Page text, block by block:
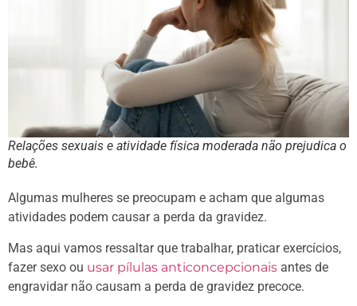
Relações sexuais e atividade física moderada não prejudica o
bebê.
Algumas mulheres se preocupam e acham que algumas
atividades podem causar a perda da gravidez.
Mas aqui vamos ressaltar que trabalhar, praticar exercícios,
fazer sexo ou usar pílulas anticoncepcionais antes de
engravidar não causam a perda de gravidez precoce.